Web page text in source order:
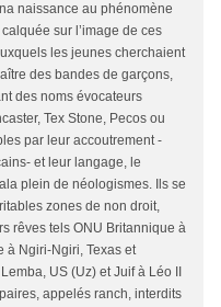
naissance au phénomène
sur l’image de ces
les jeunes cherchaient
des bandes de garçons,
des noms évocateurs
Tex Stone, Pecos ou
par leur accoutrement -
et leur langage, le
plein de néologismes. Ils se
zones de non droit,
rêves tels ONU Britannique à
à Ngiri-Ngiri, Texas et
US (Uz) et Juif à Léo II
appelés ranch, interdits